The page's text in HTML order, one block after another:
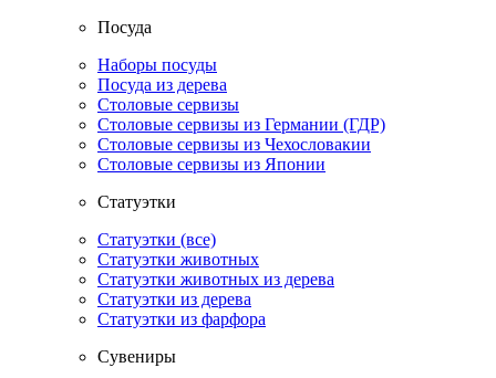
Посуда
Наборы посуды
Посуда из дерева
Столовые сервизы
Столовые сервизы из Германии (ГДР)
Столовые сервизы из Чехословакии
Столовые сервизы из Японии
Статуэтки
Статуэтки (все)
Статуэтки животных
Статуэтки животных из дерева
Статуэтки из дерева
Статуэтки из фарфора
Сувениры